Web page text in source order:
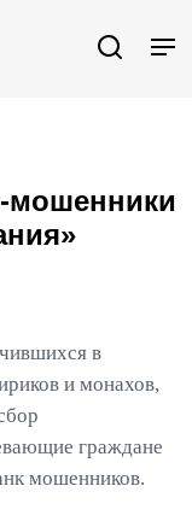
мошенники
в
и монахов,
граждане
мошенников.